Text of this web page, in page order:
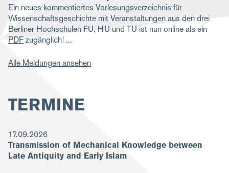
Ein neues kommentiertes Vorlesungsverzeichnis für
Wissenschaftsgeschichte mit Veranstaltungen aus den drei
Berliner Hochschulen FU, HU und TU ist nun online als ein
PDFzugänglich!
Alle Meldungen ansehen
TERMINE
17.09.2026
Transmission of Mechanical Knowledge between
Late Antiquity and Early Islam